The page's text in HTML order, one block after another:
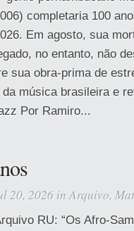
completaria 100
Em agosto, sua
no entanto, não
sua obra-prima de
música brasileira e
Por Ramiro...
20, 2026 inArquivo,
RU: “Os Afro-